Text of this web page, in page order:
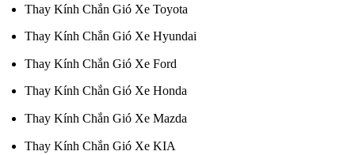
Thay Kính Chắn Gió Xe Toyota
Thay Kính Chắn Gió Xe Hyundai
Thay Kính Chắn Gió Xe Ford
Thay Kính Chắn Gió Xe Honda
Thay Kính Chắn Gió Xe Mazda
Thay Kính Chắn Gió Xe KIA